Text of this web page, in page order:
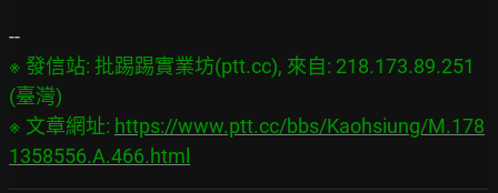
※ 發信站: 批踢踢實業坊(ptt.cc), 來自: 218.173.89.251
(臺灣)
※ 文章網址: https://www.ptt.cc/bbs/Kaohsiung/M.178
1358556.A.466.html